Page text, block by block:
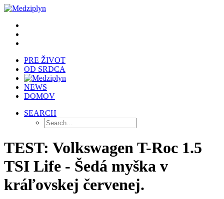
PRE ŽIVOT
OD SRDCA
NEWS
DOMOV
SEARCH
TEST: Volkswagen T-Roc 1.5
TSI Life - Šedá myška v
kráľovskej červenej.